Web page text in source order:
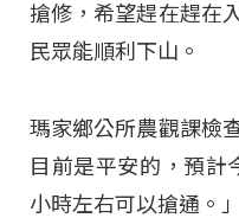
搶修，希望趕在趕在
民眾能順利下山。
瑪家鄉公所農觀課檢
目前是平安的，預計
小時左右可以搶通。」